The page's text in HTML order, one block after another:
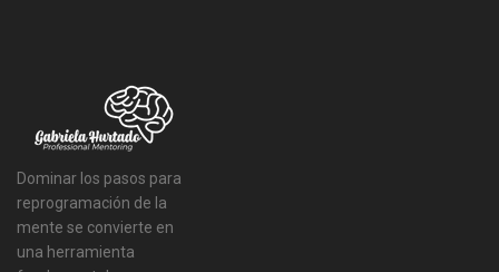
Dominar los pasos para
reprogramación de la
mente se convierte en
una herramienta